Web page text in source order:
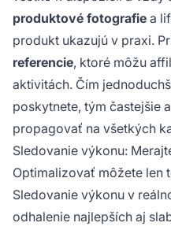
produktové fotografie a
produkt ukazujú v praxi.
referencie, ktoré môžu
aktivitách. Čím
poskytnete, tým častejšie
propagovať na všetkých
Sledovanie výkonu:
Optimalizovať môžete len
Sledovanie výkonu v
odhalenie najlepších aj